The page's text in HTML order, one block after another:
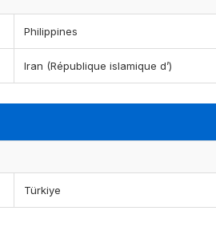
Philippines
Iran (République islamique d’)
Türkiye